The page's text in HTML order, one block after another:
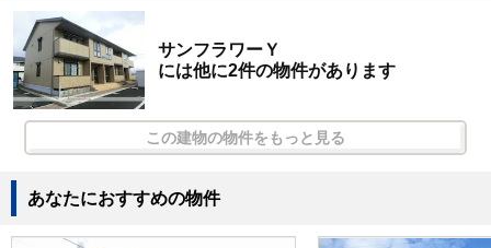
サンフラワーＹ
には他に2件の物件があります
この建物の物件をもっと見る
あなたにおすすめの物件